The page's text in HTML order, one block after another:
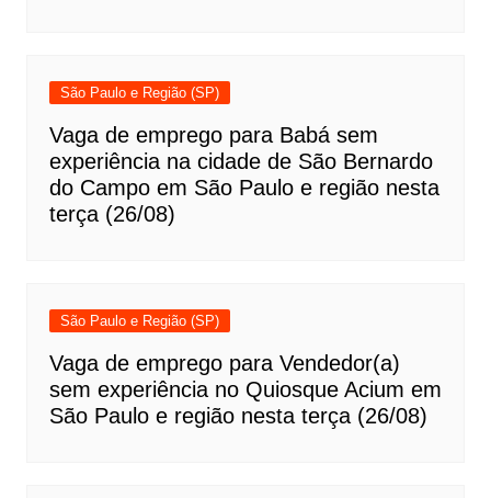
São Paulo e Região (SP)
Vaga de emprego para Babá sem
experiência na cidade de São Bernardo
do Campo em São Paulo e região nesta
terça (26/08)
São Paulo e Região (SP)
Vaga de emprego para Vendedor(a)
sem experiência no Quiosque Acium em
São Paulo e região nesta terça (26/08)